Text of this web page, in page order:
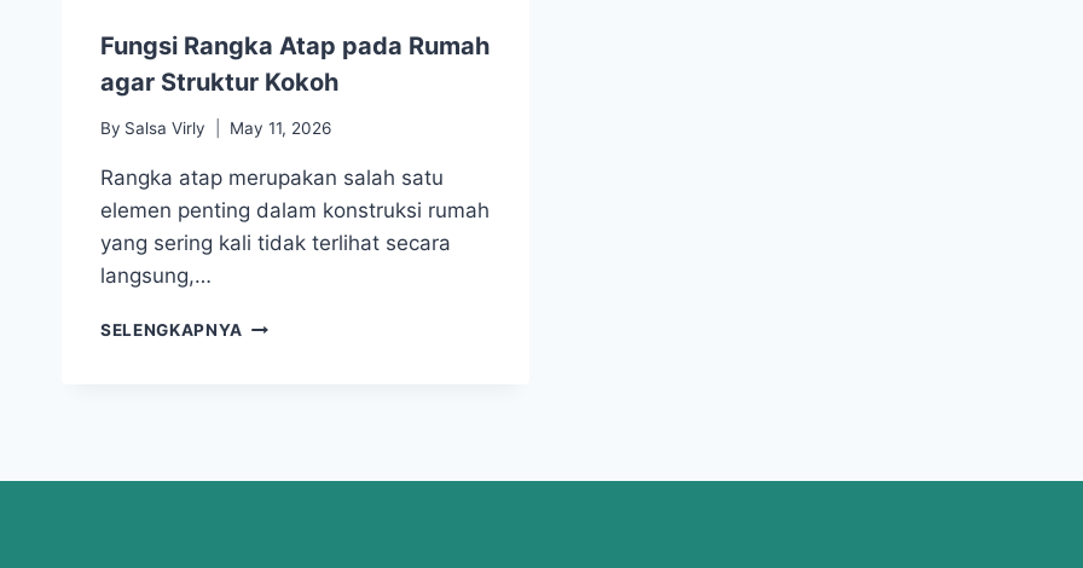
Fungsi Rangka Atap pada Rumah
agar Struktur Kokoh
By Salsa Virly May 11, 2026
Rangka atap merupakan salah satu
elemen penting dalam konstruksi rumah
yang sering kali tidak terlihat secara
langsung,…
SELENGKAPNYA